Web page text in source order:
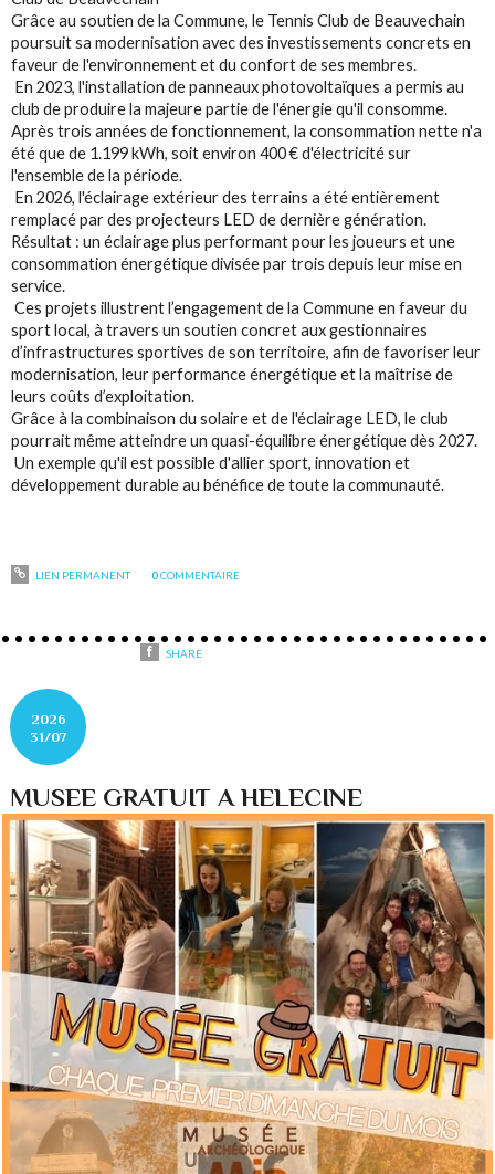
Grâce au soutien de la Commune, le Tennis Club de Beauvechain
poursuit sa modernisation avec des investissements concrets en
faveur de l'environnement et du confort de ses membres.
En 2023, l'installation de panneaux photovoltaïques a permis au
club de produire la majeure partie de l'énergie qu'il consomme.
Après trois années de fonctionnement, la consommation nette n'a
été que de 1.199 kWh, soit environ 400 € d'électricité sur
l'ensemble de la période.
En 2026, l'éclairage extérieur des terrains a été entièrement
remplacé par des projecteurs LED de dernière génération.
Résultat : un éclairage plus performant pour les joueurs et une
consommation énergétique divisée par trois depuis leur mise en
service.
Ces projets illustrent l’engagement de la Commune en faveur du
sport local, à travers un soutien concret aux gestionnaires
d’infrastructures sportives de son territoire, afin de favoriser leur
modernisation, leur performance énergétique et la maîtrise de
leurs coûts d’exploitation.
Grâce à la combinaison du solaire et de l'éclairage LED, le club
pourrait même atteindre un quasi-équilibre énergétique dès 2027.
Un exemple qu'il est possible d'allier sport, innovation et
développement durable au bénéfice de toute la communauté.
LIEN PERMANENT 0COMMENTAIRE
SHARE
2026
31/07
MUSEE GRATUIT A HELECINE